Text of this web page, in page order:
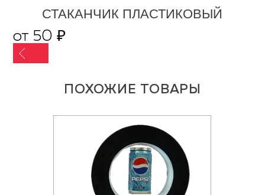
СТАКАНЧИК ПЛАСТИКОВЫЙ
от 50 ₽
ПОХОЖИЕ ТОВАРЫ